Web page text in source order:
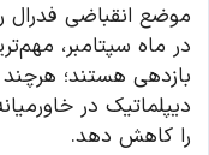
موضع انقباضی فدرال
در ماه سپتامبر،
بازدهی هستند؛
دیپلماتیک در
را کاهش دهد.